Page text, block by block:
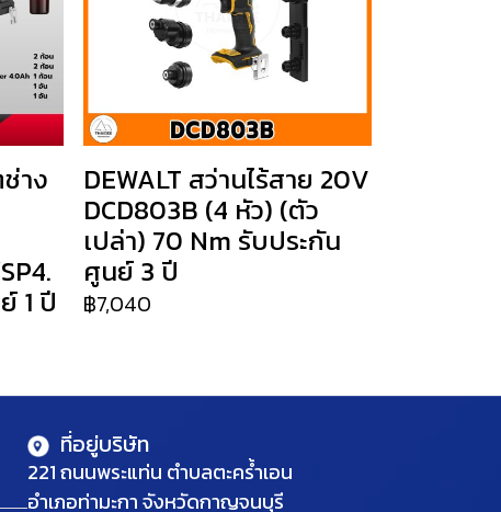
าง
1 ปี
DEWALT สว่านไร้สาย 20V
DCD803B (4 หัว) (ตัว
เปล่า) 70 Nm รับประกัน
ศูนย์ 3 ปี
฿7,040
ที่อยู่บริษัท
221 ถนนพระแท่น ตำบลตะคร้ำเอน
อำเภอท่ามะกา จังหวัดกาญจนบุรี